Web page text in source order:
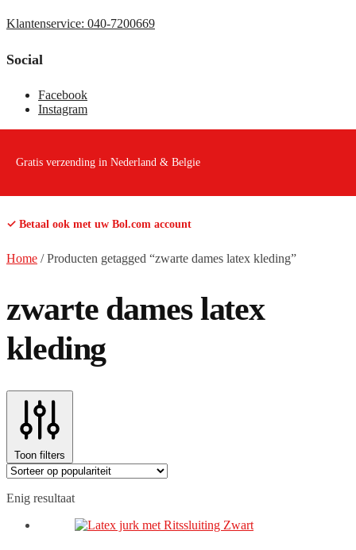
Klantenservice: 040-7200669
Social
Facebook
Instagram
Gratis verzending in Nederland & Belgie
✓ Betaal ook met uw Bol.com account
Home /Producten getagged “zwarte dames latex kleding”
zwarte dames latex
kleding
Toon filters
Enig resultaat